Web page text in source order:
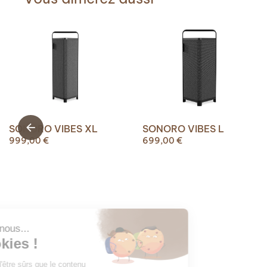
SONORO VIBES XL
999,00 €
SONORO VIBES L
699,00 €